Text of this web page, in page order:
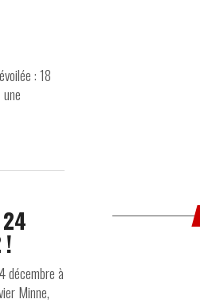
: 18
!
décembre à
Minne,